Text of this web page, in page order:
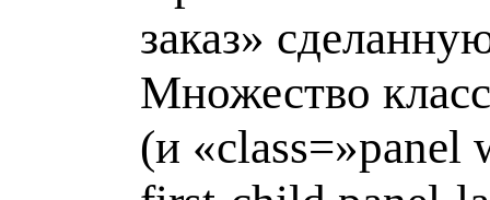
заказ»
Множество
(и